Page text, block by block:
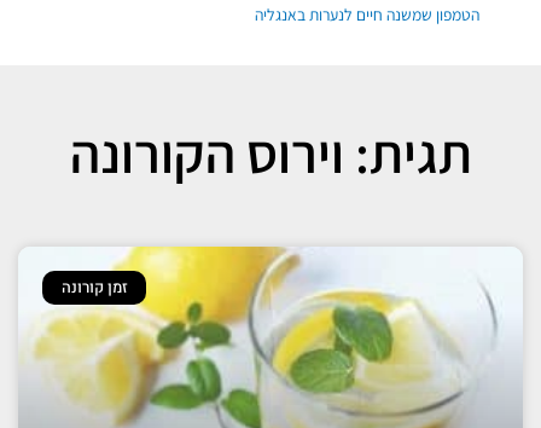
הטמפון שמשנה חיים לנערות באנגליה
תגית: וירוס הקורונה
זמן קורונה